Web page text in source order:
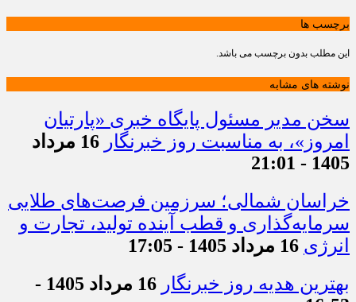
برچسب ها
این مطلب بدون برچسب می باشد.
نوشته های مشابه
سخن مدیر مسئول پایگاه خبری «پارتیان
امروز»، به مناسبت روز خبرنگار
16 مرداد
1405 - 21:01
خراسان شمالی؛ سرزمین فرصت‌های طلایی
سرمایه‌گذاری و قطب آینده تولید، تجارت و
انرژی 16 مرداد 1405 - 17:05
بهترین هدیه روز خبرنگار
16 مرداد 1405 -